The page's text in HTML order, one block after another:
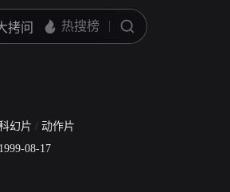
幻片 / 动作片
Gerry Quigley
1999-08-17